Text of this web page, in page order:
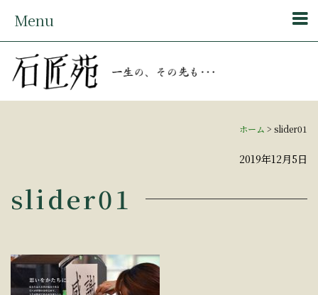
Menu
ホーム > slider01
2019年12月5日
slider01